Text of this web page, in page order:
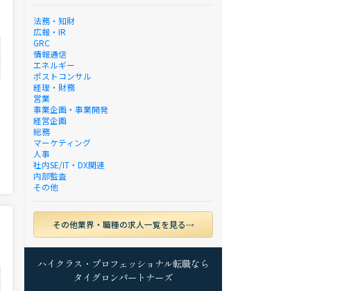
法務・知財
広報・IR
GRC
情報通信
エネルギー
ポストコンサル
経理・財務
営業
事業企画・事業開発
経営企画
総務
マーケティング
人事
社内SE/IT・DX関連
内部監査
その他
その他業界・職種の求人一覧を見る
ハイクラス・プロフェッショナル転職なら
タイグロンパートナーズ